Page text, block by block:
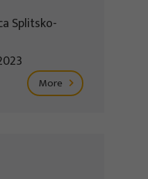
Splitsko-
More